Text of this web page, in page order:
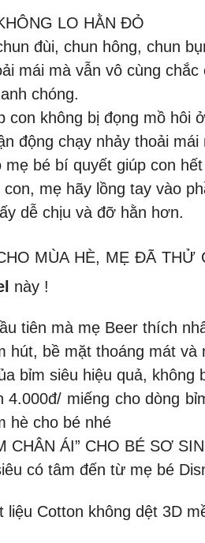
LO HẰN ĐỎ
đùi, chun hông, chun
mái mà vẫn vô cùng chắc
chóng.
không bị đọng mồ hôi
động chạy nhảy thoải
mẹ bé bí quyết giúp con
mẹ hãy lồng tay vào
dễ chịu và đỡ hằn hơn.
MÙA HÈ, MẸ ĐÃ
này !
tiên mà mẹ Beer thích
hút, bề mặt thoáng mát và
bỉm siêu hiệu quả,
miếng cho dòng
hè cho bé nhé
CHÂN ÁI” CHO BÉ SƠ
có tâm đến từ mẹ bé
Cotton không dệt 3D